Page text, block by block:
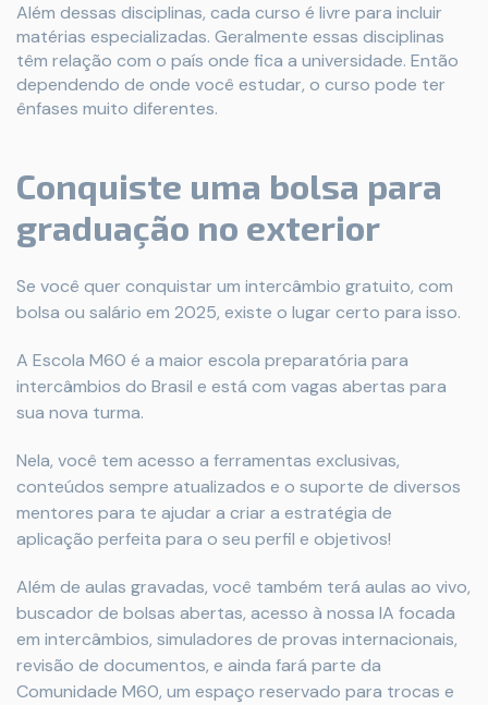
Além dessas disciplinas, cada curso é livre para incluir
matérias especializadas. Geralmente essas disciplinas
têm relação com o país onde fica a universidade. Então
dependendo de onde você estudar, o curso pode ter
ênfases muito diferentes.
Conquiste uma bolsa para
graduação no exterior
Se você quer conquistar um intercâmbio gratuito, com
bolsa ou salário em 2025, existe o lugar certo para isso.
A Escola M60 é a maior escola preparatória para
intercâmbios do Brasil e está com vagas abertas para
sua nova turma.
Nela, você tem acesso a ferramentas exclusivas,
conteúdos sempre atualizados e o suporte de diversos
mentores para te ajudar a criar a estratégia de
aplicação perfeita para o seu perfil e objetivos!
Além de aulas gravadas, você também terá aulas ao vivo,
buscador de bolsas abertas, acesso à nossa IA focada
em intercâmbios, simuladores de provas internacionais,
revisão de documentos, e ainda fará parte da
Comunidade M60, um espaço reservado para trocas e